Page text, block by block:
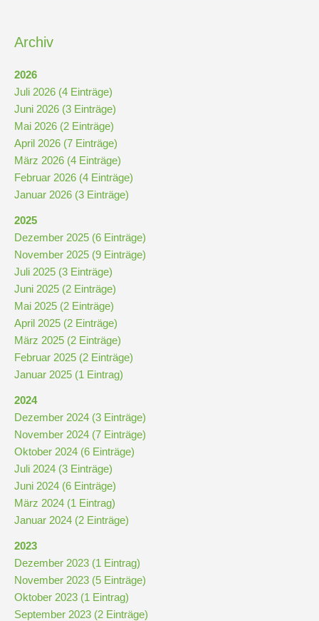
Kompetenzteam
Methodentraining
Bewegte
Pause
Unterricht
Vertretungsplan
Stundenraster
Realschulbildungsgang
Stufe
5
und
6
Stufe
8
Stufe
Archiv
2026
Juli 2026 (4 Einträge)
Juni 2026 (3 Einträge)
Mai 2026 (2 Einträge)
April 2026 (7 Einträge)
März 2026 (4 Einträge)
Februar 2026 (4 Einträge)
Januar 2026 (3 Einträge)
2025
Dezember 2025 (6 Einträge)
November 2025 (9 Einträge)
Juli 2025 (3 Einträge)
Juni 2025 (2 Einträge)
Mai 2025 (2 Einträge)
April 2025 (2 Einträge)
März 2025 (2 Einträge)
Februar 2025 (2 Einträge)
Januar 2025 (1 Eintrag)
2024
Dezember 2024 (3 Einträge)
November 2024 (7 Einträge)
Oktober 2024 (6 Einträge)
Juli 2024 (3 Einträge)
Juni 2024 (6 Einträge)
März 2024 (1 Eintrag)
Januar 2024 (2 Einträge)
2023
Dezember 2023 (1 Eintrag)
November 2023 (5 Einträge)
Oktober 2023 (1 Eintrag)
September 2023 (2 Einträge)